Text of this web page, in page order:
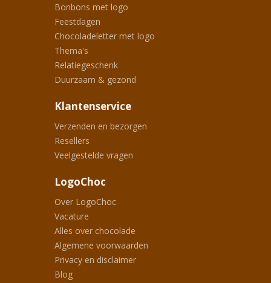
Bonbons met logo
Feestdagen
Chocoladeletter met logo
Thema's
Relatiegeschenk
Duurzaam & gezond
Klantenservice
Verzenden en bezorgen
Resellers
Veelgestelde vragen
LogoChoc
Over LogoChoc
Vacature
Alles over chocolade
Algemene voorwaarden
Privacy en disclaimer
Blog